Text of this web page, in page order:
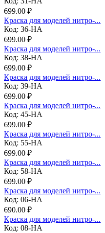
699.00 ₽
Краска для моделей нитро-...
Код: 36-НА
699.00 ₽
Краска для моделей нитро-...
Код: 38-НА
699.00 ₽
Краска для моделей нитро-...
Код: 39-НА
699.00 ₽
Краска для моделей нитро-...
Код: 45-НА
699.00 ₽
Краска для моделей нитро-...
Код: 55-НА
699.00 ₽
Краска для моделей нитро-...
Код: 58-НА
699.00 ₽
Краска для моделей нитро-...
Код: 06-НА
690.00 ₽
Краска для моделей нитро-...
Код: 08-НА